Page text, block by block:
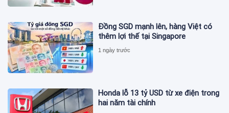
Đồng SGD mạnh lên, hàng Việt có
thêm lợi thế tại Singapore
1 ngày trước
Honda lỗ 13 tỷ USD từ xe điện trong
hai năm tài chính